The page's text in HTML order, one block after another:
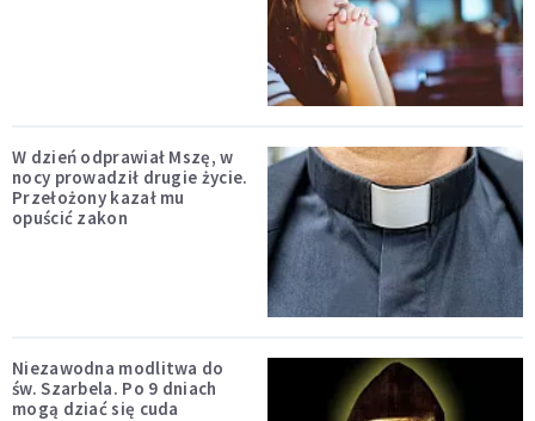
W dzień odprawiał Mszę, w
nocy prowadził drugie życie.
Przełożony kazał mu
opuścić zakon
Niezawodna modlitwa do
św. Szarbela. Po 9 dniach
mogą dziać się cuda